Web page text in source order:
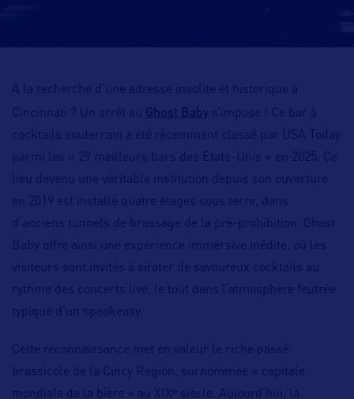
A la recherche d’une adresse insolite et historique à
Cincinnati ? Un arrêt au Ghost Baby s’impose ! Ce bar à
cocktails souterrain a été récemment classé par USA Today
parmi les « 29 meilleurs bars des Etats-Unis » en 2025. Ce
lieu devenu une véritable institution depuis son ouverture
en 2019 est installé quatre étages sous terre, dans
d’anciens tunnels de brassage de la pré-prohibition. Ghost
Baby offre ainsi une expérience immersive inédite, où les
visiteurs sont invités à siroter de savoureux cocktails au
rythme des concerts live, le tout dans l’atmosphère feutrée
typique d’un speakeasy.
Cette reconnaissance met en valeur le riche passé
brassicole de la Cincy Region, surnommée « capitale
mondiale de la bière » au XIXᵉ siècle. Aujourd’hui, la